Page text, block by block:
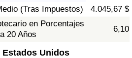
(Tras Impuestos)
4.045,67 $
en Porcentajes
20 Años
6,10
Unidos